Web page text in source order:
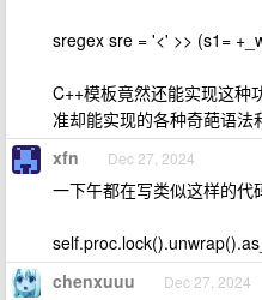
sregex sre = '<' >> (s1=
C++模板竟然还能实现这种
准却能实现的各种奇葩语法
xfn Dec 27, 2024
一下午都在写类似这样的代
chenxuuu Dec 27, 2024